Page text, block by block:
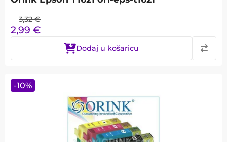
3,32 €
2,99 €
Dodaj u košaricu
-10%